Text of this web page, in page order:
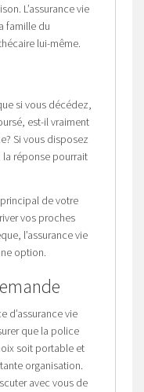
L’assurance vie
famille du
lui-même.
si vous décédez,
est-il vraiment
Si vous disposez
la réponse pourrait
de votre
vos proches
l’assurance vie
option.
d’assurance vie
que la police
soit portable et
organisation.
avec vous de